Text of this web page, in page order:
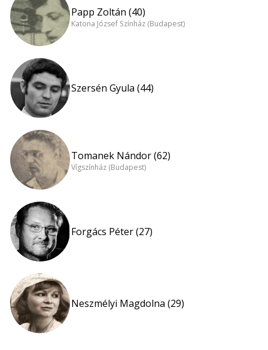
Papp Zoltán (40)
Katona József Színház (Budapest)
Szersén Gyula (44)
Tomanek Nándor (62)
Vígszínház (Budapest)
Forgács Péter (27)
Neszmélyi Magdolna (29)